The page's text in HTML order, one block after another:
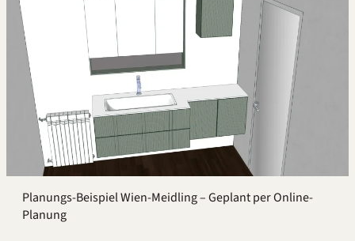
Planungs-Beispiel Wien-Meidling – Geplant per Online-
Planung